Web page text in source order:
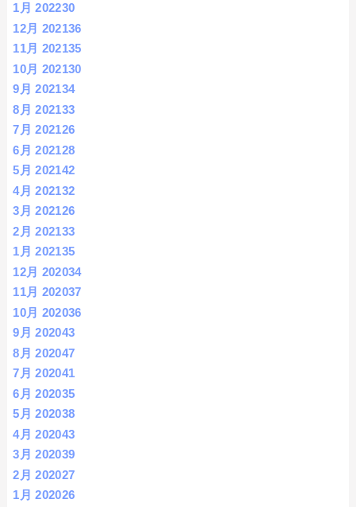
1月 202230
12月 202136
11月 202135
10月 202130
9月 202134
8月 202133
7月 202126
6月 202128
5月 202142
4月 202132
3月 202126
2月 202133
1月 202135
12月 202034
11月 202037
10月 202036
9月 202043
8月 202047
7月 202041
6月 202035
5月 202038
4月 202043
3月 202039
2月 202027
1月 202026